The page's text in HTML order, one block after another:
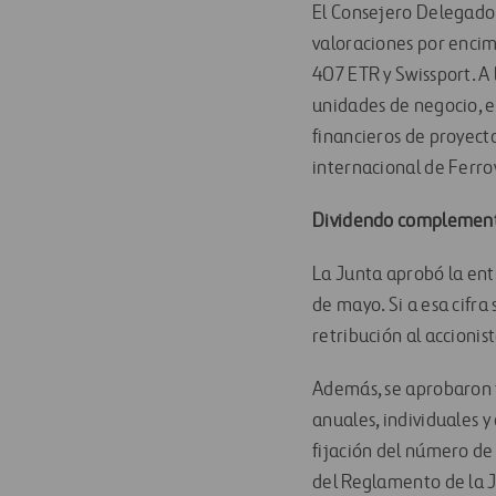
El Consejero
valoraciones por
407 ETR y Swissport.
unidades de negocio,
financieros de
internacional de
Dividendo
La Junta aprobó la
de mayo. Si a esa
retribución al
Además, se
anuales, individuales
fijación del número de
del Reglamento de la